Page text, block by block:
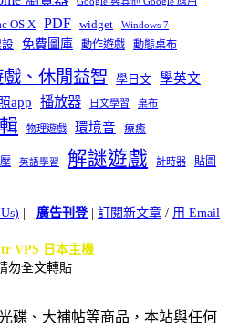
OS X PDF widget Windows 7
免費圖庫 動作遊戲 動態桌布
、休閒益智 學日文 學英文
app 播放器 日文學習 桌布
物理遊戲 環境音 療癒
英語學習 解謎遊戲 計時器
貼圖
| 廣告刊登| 訂閱新文章 / 用 Email
VPS 日本主機
勿全文轉貼
碟、大補帖等商品，本站與任何